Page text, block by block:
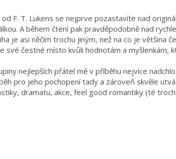
od F. T. Lukens se nejprve pozastavíte nad
A během čtení pak pravděpodobně nad
je asi něčím trochu jiným, než na co je většina
své čestné místo kvůli hodnotám a myšlenkám,
nejlepších přátel mě v příběhu nejvíce
pro jeho pochopení tady a zároveň skvěle
dramatu, akce, feel good romantiky (té